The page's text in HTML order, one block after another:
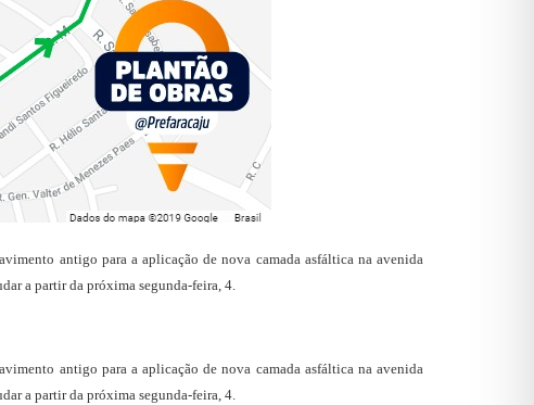
antigo para a aplicação de nova camada asfáltica na avenida
a partir da próxima segunda-feira, 4.
antigo para a aplicação de nova camada asfáltica na avenida
a partir da próxima segunda-feira, 4.